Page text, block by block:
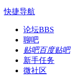
快捷导航
论坛BBS
聊吧
贴吧百度贴吧
新手任务
微社区